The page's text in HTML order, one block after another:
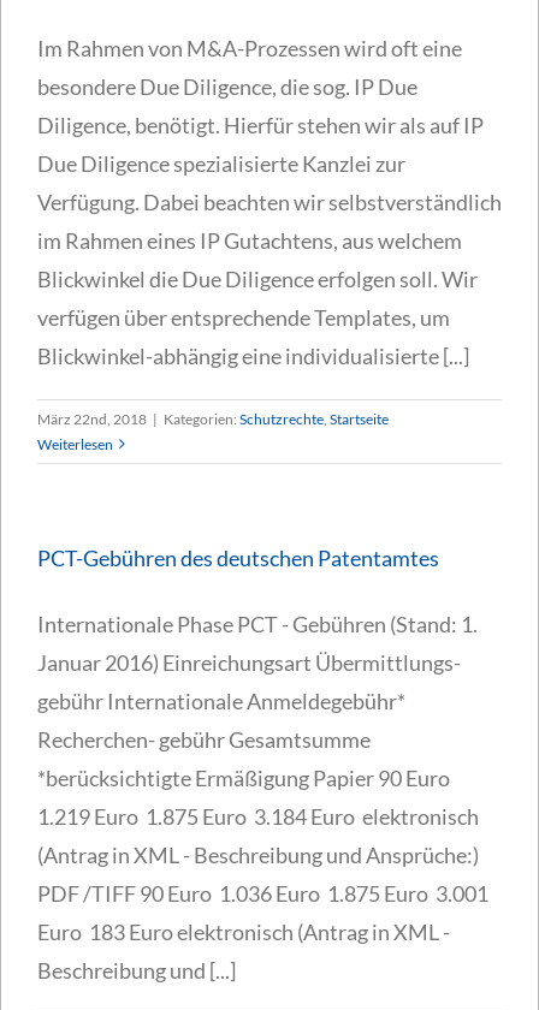
Im Rahmen von M&A-Prozessen wird oft eine
besondere Due Diligence, die sog. IP Due
Diligence, benötigt. Hierfür stehen wir als auf IP
Due Diligence spezialisierte Kanzlei zur
Verfügung. Dabei beachten wir selbstverständlich
im Rahmen eines IP Gutachtens, aus welchem
Blickwinkel die Due Diligence erfolgen soll. Wir
verfügen über entsprechende Templates, um
Blickwinkel-abhängig eine individualisierte [...]
März 22nd, 2018 | Kategorien: Schutzrechte Startseite
Weiterlesen
PCT-Gebühren des deutschen Patentamtes
Internationale Phase PCT - Gebühren (Stand: 1.
Januar 2016) Einreichungsart Übermittlungs-
gebühr Internationale Anmeldegebühr*
Recherchen- gebühr Gesamtsumme
*berücksichtigte Ermäßigung Papier 90 Euro
1.219 Euro 1.875 Euro 3.184 Euro elektronisch
(Antrag in XML - Beschreibung und Ansprüche:)
PDF /TIFF 90 Euro 1.036 Euro 1.875 Euro 3.001
Euro 183 Euro elektronisch (Antrag in XML -
Beschreibung und [...]